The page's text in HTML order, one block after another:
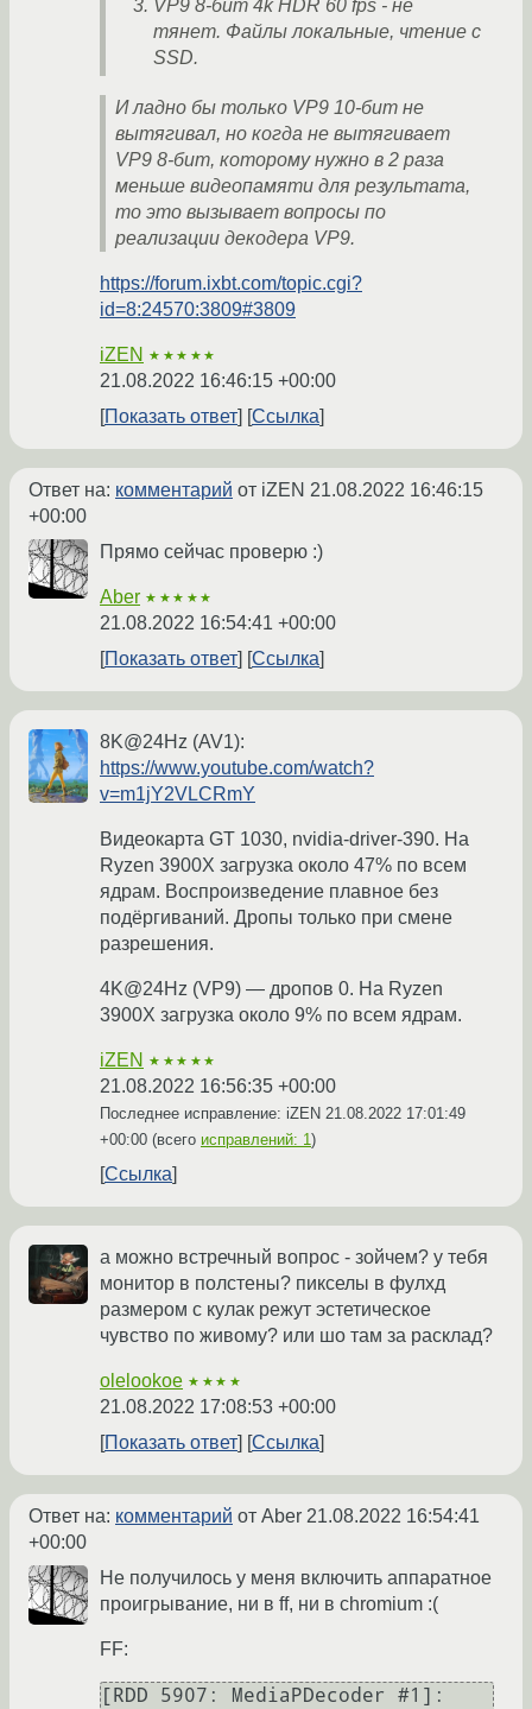
VP9 8-бит 4k HDR 60 fps - не
тянет. Файлы локальные, чтение с
SSD.
И ладно бы только VP9 10-бит не
вытягивал, но когда не вытягивает
VP9 8-бит, которому нужно в 2 раза
меньше видеопамяти для результата,
то это вызывает вопросы по
реализации декодера VP9.
https://forum.ixbt.com/topic.cgi?
id=8:24570:3809#3809
iZEN ★★★★★
21.08.2022 16:46:15 +00:00
Показать ответ
Ссылка
Ответ на: комментарий от iZEN 21.08.2022 16:46:15
+00:00
Прямо сейчас проверю :)
Aber ★★★★★
21.08.2022 16:54:41 +00:00
Показать ответ
Ссылка
8K@24Hz (AV1):
https://www.youtube.com/watch?
v=m1jY2VLCRmY
Видеокарта GT 1030, nvidia-driver-390. На
Ryzen 3900X загрузка около 47% по всем
ядрам. Воспроизведение плавное без
подёргиваний. Дропы только при смене
разрешения.
4K@24Hz (VP9) — дропов 0. На Ryzen
3900X загрузка около 9% по всем ядрам.
iZEN ★★★★★
21.08.2022 16:56:35 +00:00
Последнее исправление: iZEN 21.08.2022 17:01:49
+00:00 (всего исправлений: 1)
Ссылка
а можно встречный вопрос - зойчем? у тебя
монитор в полстены? пикселы в фулхд
размером с кулак режут эстетическое
чувство по живому? или шо там за расклад?
olelookoe ★★★★
21.08.2022 17:08:53 +00:00
Показать ответ
Ссылка
Ответ на: комментарий от Aber 21.08.2022 16:54:41
+00:00
Не получилось у меня включить аппаратное
проигрывание, ни в ff, ни в chromium :(
FF:
[RDD 5907: MediaPDecoder #1]: